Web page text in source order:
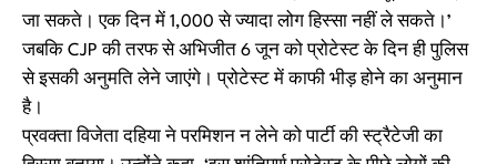
जा सकते। एक दिन में 1,000 से ज्यादा लोग हिस्सा नहीं ले सकते।’
जबकि CJP की तरफ से अभिजीत 6 जून को प्रोटेस्ट के दिन ही पुलिस
से इसकी अनुमति लेने जाएंगे। प्रोटेस्ट में काफी भीड़ होने का अनुमान
है।
प्रवक्ता विजेता दहिया ने परमिशन न लेने को पार्टी की स्ट्रैटेजी का